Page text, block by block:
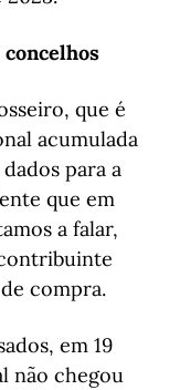
que é
acumulada
para a
que em
a falar,
compra.
em 19
não chegou